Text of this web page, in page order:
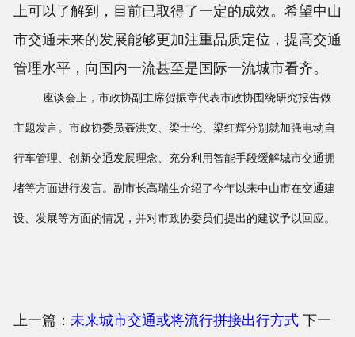
上可以了解到，目前已取得了一定的成效。希望中山
市交通未来的发展能够更加注重品质定位，提高交通
管理水平，向国内一流甚至是国际一流城市看齐。
座谈会上，市政协副主席贺振章代表市政协围绕研究报告做
主题发言。市政协委员聂洪文、梁士伦、梁红辉分别就加强电动自
行车管理、创新交通发展理念、充分利用智能手段缓解城市交通拥
堵等方面进行发言。副市长高瑞生介绍了今年以来中山市在交通建
设、发展等方面的情况，并对市政协委员们提出的建议予以回应。
上一篇： 未来城市交通或将流行拼接出行方式下一